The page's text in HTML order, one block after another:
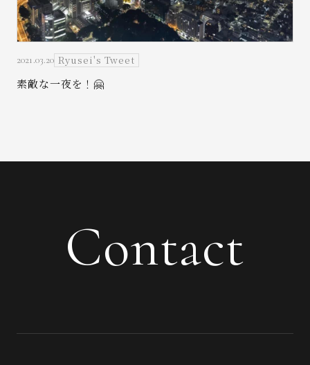
2021.03.20 Ryusei's Tweet
素敵な一夜を！🤗
Contact